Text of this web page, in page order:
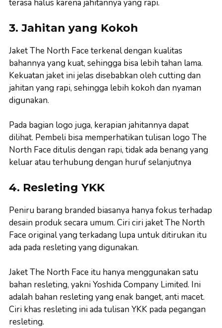
terasa halus karena jahitannya yang rapi.
3. Jahitan yang Kokoh
Jaket The North Face terkenal dengan kualitas
bahannya yang kuat, sehingga bisa lebih tahan lama.
Kekuatan jaket ini jelas disebabkan oleh cutting dan
jahitan yang rapi, sehingga lebih kokoh dan nyaman
digunakan.
Pada bagian logo juga, kerapian jahitannya dapat
dilihat. Pembeli bisa memperhatikan tulisan logo The
North Face ditulis dengan rapi, tidak ada benang yang
keluar atau terhubung dengan huruf selanjutnya
4. Resleting YKK
Peniru barang branded biasanya hanya fokus terhadap
desain produk secara umum. Ciri ciri jaket The North
Face original yang terkadang lupa untuk ditirukan itu
ada pada resleting yang digunakan.
Jaket The North Face itu hanya menggunakan satu
bahan resleting, yakni Yoshida Company Limited. Ini
adalah bahan resleting yang enak banget, anti macet.
Ciri khas resleting ini ada tulisan YKK pada pegangan
resleting.